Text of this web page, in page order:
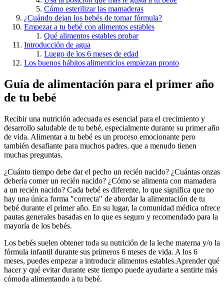
Cómo esterilizar las mamaderas
¿Cuándo dejan los bebés de tomar fórmula?
Empezar a tu bebé con alimentos estables
Qué alimentos estables probar
Introducción de agua
Luego de los 6 meses de edad
Los buenos hábitos alimenticios empiezan pronto
Guía de alimentación para el primer año
de tu bebé
Recibir una nutrición adecuada es esencial para el crecimiento y
desarrollo saludable de tu bebé, especialmente durante su primer año
de vida. Alimentar a tu bebé es un proceso emocionante pero
también desafiante para muchos padres, que a menudo tienen
muchas preguntas.
¿Cuánto tiempo debe dar el pecho un recién nacido? ¿Cuántas onzas
debería comer un recién nacido? ¿Cómo se alimenta con mamadera
a un recién nacido? Cada bebé es diferente, lo que significa que no
hay una única forma "correcta" de abordar la alimentación de tu
bebé durante el primer año. En su lugar, la comunidad médica ofrece
pautas generales basadas en lo que es seguro y recomendado para la
mayoría de los bebés.
Los bebés suelen obtener toda su nutrición de la leche materna y/o la
fórmula infantil durante sus primeros 6 meses de vida. A los 6
meses, puedes empezar a introducir alimentos estables.Aprender qué
hacer y qué evitar durante este tiempo puede ayudarte a sentirte más
cómoda alimentando a tu bebé.